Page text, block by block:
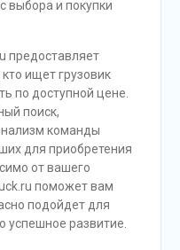
выбора и покупки
предоставляет
ищет грузовик
по доступной цене.
поиск,
команды
для приобретения
от вашего
поможет вам
подойдет для
успешное развитие.